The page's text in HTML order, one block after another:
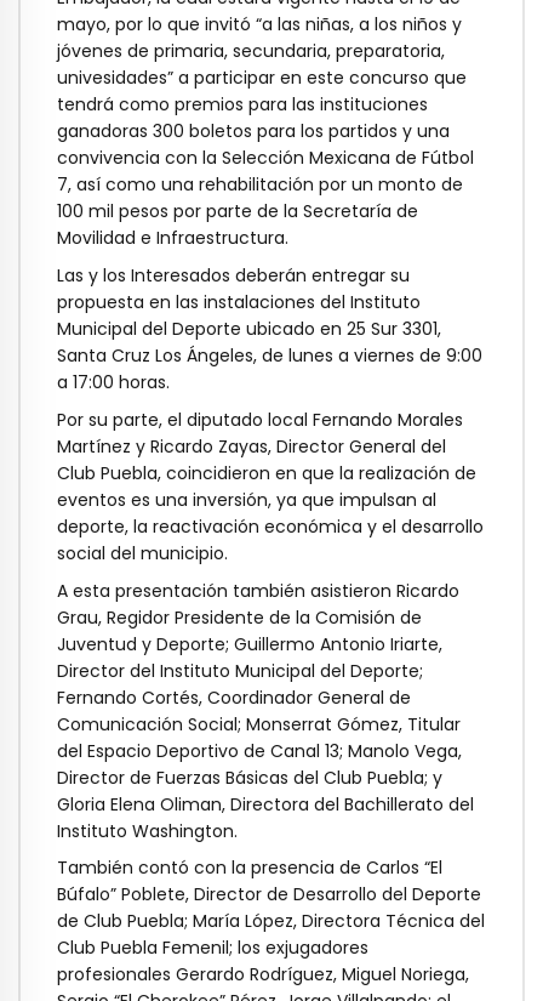
mayo, por lo que invitó “a las niñas, a los niños y
jóvenes de primaria, secundaria, preparatoria,
univesidades” a participar en este concurso que
tendrá como premios para las instituciones
ganadoras 300 boletos para los partidos y una
convivencia con la Selección Mexicana de Fútbol
7, así como una rehabilitación por un monto de
100 mil pesos por parte de la Secretaría de
Movilidad e Infraestructura.
Las y los Interesados deberán entregar su
propuesta en las instalaciones del Instituto
Municipal del Deporte ubicado en 25 Sur 3301,
Santa Cruz Los Ángeles, de lunes a viernes de 9:00
a 17:00 horas.
Por su parte, el diputado local Fernando Morales
Martínez y Ricardo Zayas, Director General del
Club Puebla, coincidieron en que la realización de
eventos es una inversión, ya que impulsan al
deporte, la reactivación económica y el desarrollo
social del municipio.
A esta presentación también asistieron Ricardo
Grau, Regidor Presidente de la Comisión de
Juventud y Deporte; Guillermo Antonio Iriarte,
Director del Instituto Municipal del Deporte;
Fernando Cortés, Coordinador General de
Comunicación Social; Monserrat Gómez, Titular
del Espacio Deportivo de Canal 13; Manolo Vega,
Director de Fuerzas Básicas del Club Puebla; y
Gloria Elena Oliman, Directora del Bachillerato del
Instituto Washington.
También contó con la presencia de Carlos “El
Búfalo” Poblete, Director de Desarrollo del Deporte
de Club Puebla; María López, Directora Técnica del
Club Puebla Femenil; los exjugadores
profesionales Gerardo Rodríguez, Miguel Noriega,